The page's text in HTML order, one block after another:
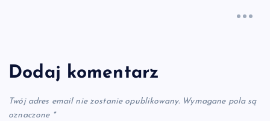
Dodaj komentarz
Twój adres email nie zostanie opublikowany. Wymagane pola są
oznaczone *